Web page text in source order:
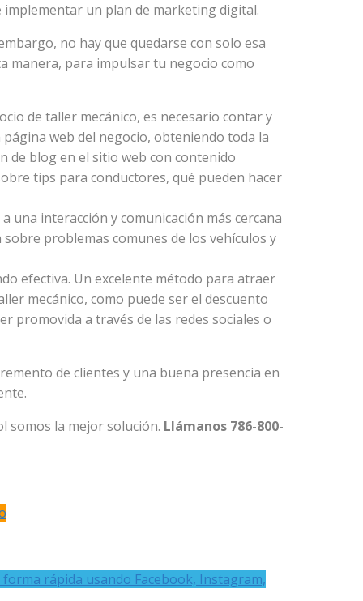
un plan de marketing digital.
no hay que quedarse con solo esa
manera, para impulsar tu negocio como
de taller mecánico, es necesario contar y
web del negocio, obteniendo toda la
de blog en el sitio web con contenido
tips para conductores, qué pueden hacer
una interacción y comunicación más cercana
problemas comunes de los vehículos y
efectiva. Un excelente método para atraer
mecánico, como puede ser el descuento
promovida a través de las redes sociales o
de clientes y una buena presencia en
somos la mejor solución. Llámanos 786-800-
rápida usando Facebook, Instagram,